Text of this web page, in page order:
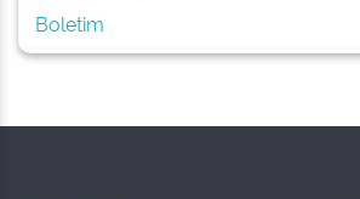
Boletim